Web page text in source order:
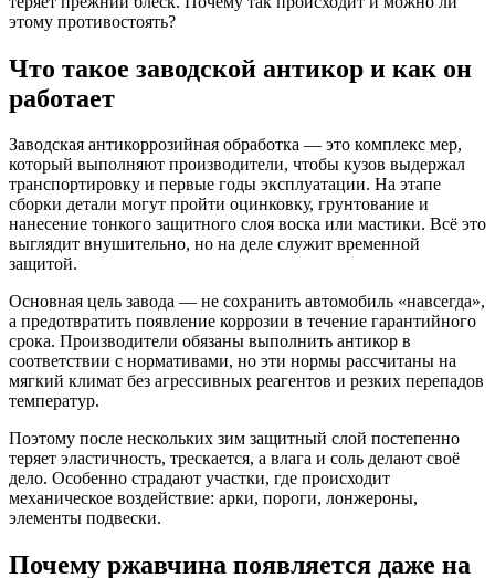
этому противостоять?
Что такое заводской антикор и как он
работает
Заводская антикоррозийная обработка — это комплекс мер,
который выполняют производители, чтобы кузов выдержал
транспортировку и первые годы эксплуатации. На этапе
сборки детали могут пройти оцинковку, грунтование и
нанесение тонкого защитного слоя воска или мастики. Всё это
выглядит внушительно, но на деле служит временной
защитой.
Основная цель завода — не сохранить автомобиль «навсегда»,
а предотвратить появление коррозии в течение гарантийного
срока. Производители обязаны выполнить антикор в
соответствии с нормативами, но эти нормы рассчитаны на
мягкий климат без агрессивных реагентов и резких перепадов
температур.
Поэтому после нескольких зим защитный слой постепенно
теряет эластичность, трескается, а влага и соль делают своё
дело. Особенно страдают участки, где происходит
механическое воздействие: арки, пороги, лонжероны,
элементы подвески.
Почему ржавчина появляется даже на